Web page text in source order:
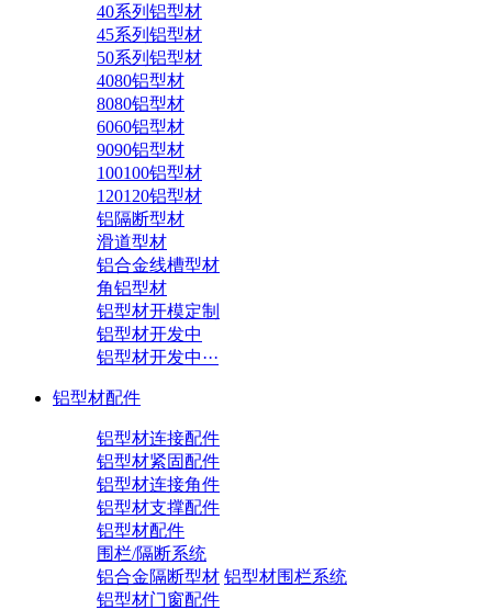
40系列铝型材
45系列铝型材
50系列铝型材
4080铝型材
8080铝型材
6060铝型材
9090铝型材
100100铝型材
120120铝型材
铝隔断型材
滑道型材
铝合金线槽型材
角铝型材
铝型材开模定制
铝型材开发中
铝型材开发中···
铝型材配件
铝型材连接配件
铝型材紧固配件
铝型材连接角件
铝型材支撑配件
铝型材配件
围栏/隔断系统
铝合金隔断型材 铝型材围栏系统
铝型材门窗配件